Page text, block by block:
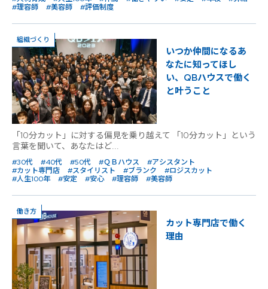
#理容師
#美容師 #評価制度
組織づくり
いつか仲間になるあ
なたに知ってほし
い、QBハウスで働く
と叶うこと
「10分カット」に対する偏見を乗り越えて 「10分カット」という
言葉を聞いて、あなたはど...
#30代 #40代 #50代 #ＱＢハウス
#アシスタント
#カット専門店
#スタイリスト #ブランク
#ロジスカット
#人生100年
#安定 #安心 #理容師 #美容師
働き方
カット専門店で働く
理由